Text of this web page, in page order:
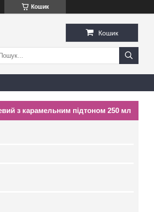
Кошик
Кошик
з карамельним підтоном 250 мл